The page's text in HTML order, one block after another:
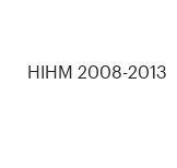
HIHM 2008-2013